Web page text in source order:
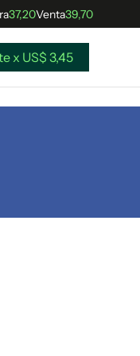
37,20Venta39,70
x US$ 3,45